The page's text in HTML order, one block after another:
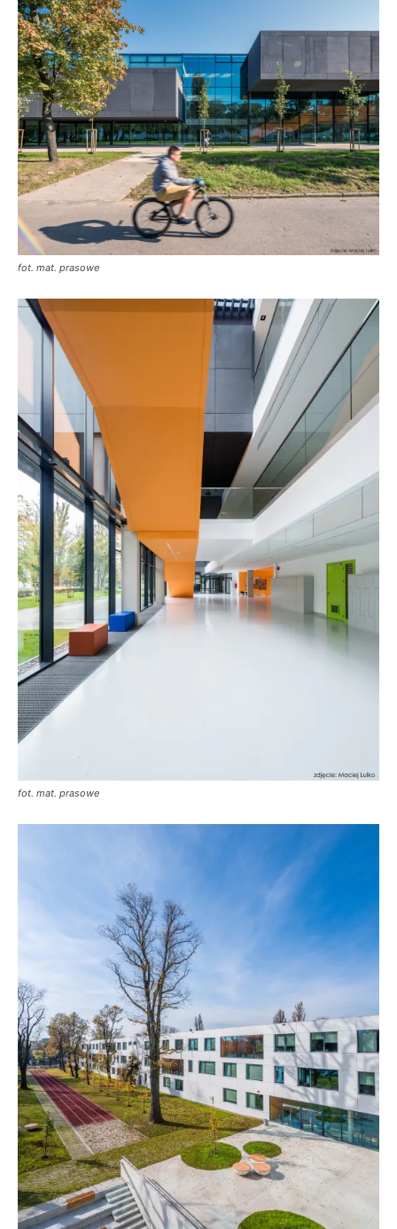
fot. mat. prasowe
fot. mat. prasowe